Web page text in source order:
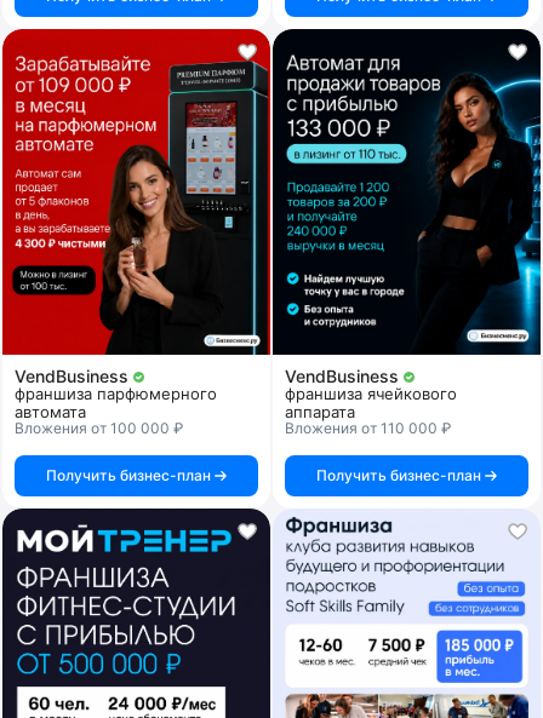
VendBusiness
франшиза парфюмерного
автомата
Вложения от 100 000 ₽
Получить бизнес-план
VendBusiness
франшиза ячейкового
аппарата
Вложения от 110 000 ₽
Получить бизнес-план